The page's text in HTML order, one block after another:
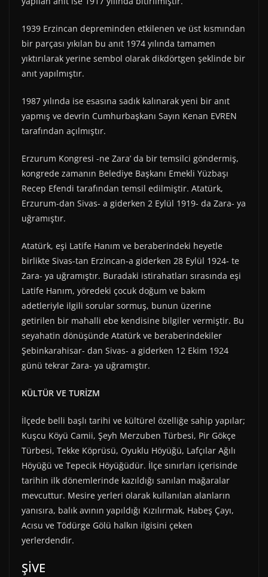
1939 Erzincan depreminden etkilenen ve üst kısmından
bir parçası yıkılan bu anıt 1974 yılında tamamen
yıktırılarak yerine sembol olarak dikdörtgen şeklinde bir
anıt yapılmıştır.
1987 yılında ise esasına sadık kalınarak yeni bir anıt
yapmış ve devrin Cumhurbaşkanı Sayın Kenan EVREN
tarafından açılmıştır.
Erzurum Kongresi -ne Zara’ da bir temsilci göndermiş,
kongrede zamanın Belediye Başkanı Emekli Yüzbaşı
Recep Efendi tarafından temsil edilmiştir. Atatürk,
Erzurum-dan Sivas- a giderken 2 Eylül 1919- da Zara- ya
uğramıştır.
Atatürk, eşi Latife Hanım ve beraberindeki heyetle
birlikte Sivas-tan Erzincan-a giderken 28 Eylül 1924- te
Zara- ya uğramıştır. Buradaki istirahatları sırasında eşi
Latife Hanım, yöredeki çocuk doğum ve bakım
adetleriyle ilgili sorular sormuş, bunun üzerine
getirilen bir mahalli ebe kendisine bilgiler vermiştir. Bu
seyahatin dönüşünde Atatürk ve beraberindekiler
Şebinkarahisar- dan Sivas- a giderken 12 Ekim 1924
günü tekrar Zara- ya uğramıştır.
KÜLTÜR VE TURİZM
İlçede belli başlı tarihi ve kültürel özelliğe sahip yapılar;
Kuşcu Köyü Camii, Şeyh Merzuben Türbesi, Pir Gökçe
Türbesi, Tekke Köprüsü, Oyuklu Höyüğü, Lafçılar Ağılı
Höyüğü ve Tepecik Höyüğüdür. İlçe sınırları içerisinde
tarihin ilk dönemlerinde kazıldığı sanılan mağaralar
mevcuttur. Mesire yerleri olarak kullanılan alanların
yanısıra, balık avının yapıldığı Kızılırmak, Habeş Çayı,
Acısu ve Tödürge Gölü halkın ilgisini çeken
yerlerdendir.
ŞİVE